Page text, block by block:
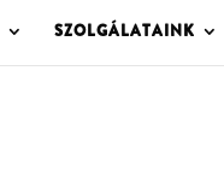
SZOLGÁLATAINK